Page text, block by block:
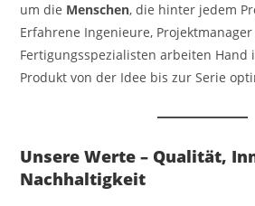
um die Menschen, die hinter jedem
Erfahrene Ingenieure,
Fertigungsspezialisten arbeiten Hand
Produkt von der Idee bis zur Serie
Unsere Werte – Qualität,
Nachhaltigkeit